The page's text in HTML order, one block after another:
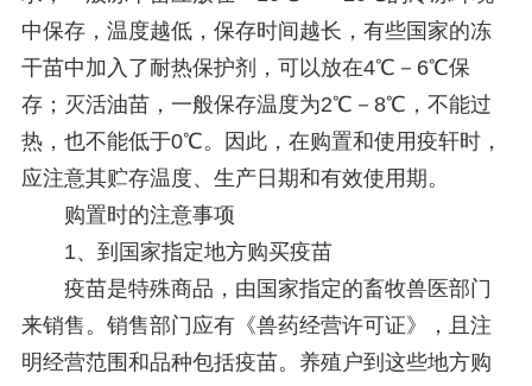
中保存，温度越低，保存时间越长，有些国家的冻
干苗中加入了耐热保护剂，可以放在4℃－6℃保
存；灭活油苗，一般保存温度为2℃－8℃，不能过
热，也不能低于0℃。因此，在购置和使用疫轩时，
应注意其贮存温度、生产日期和有效使用期。
购置时的注意事项
1、到国家指定地方购买疫苗
疫苗是特殊商品，由国家指定的畜牧兽医部门
来销售。销售部门应有《兽药经营许可证》，且注
明经营范围和品种包括疫苗。养殖户到这些地方购